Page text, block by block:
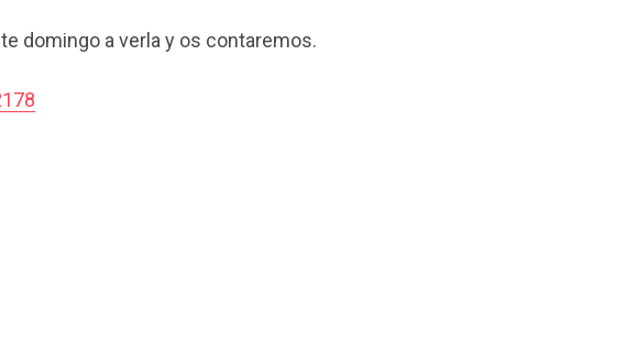
domingo a verla y os contaremos.